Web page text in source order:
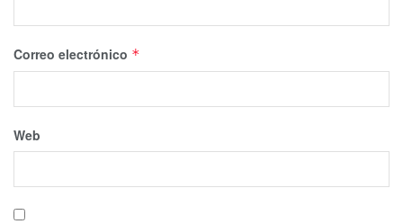
Correo electrónico *
Web